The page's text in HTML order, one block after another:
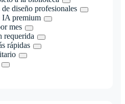
diseño profesionales
IA premium
mes
requerida
rápidas